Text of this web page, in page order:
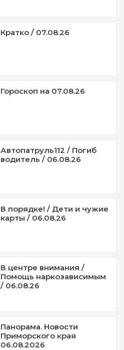
Кратко / 07.08.26
Гороскоп на 07.08.26
Автопатруль112 / Погиб
водитель / 06.08.26
В порядке! / Дети и чужие
карты / 06.08.26
В центре внимания /
Помощь наркозависимым
/ 06.08.26
Панорама. Новости
Приморского края
06.08.2026